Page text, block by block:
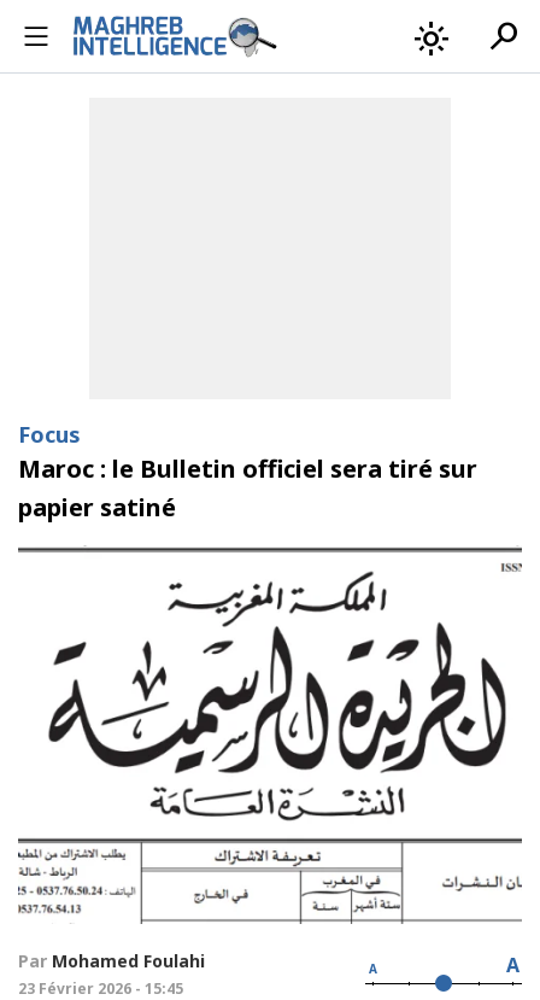
light_mode search
Focus
Maroc : le Bulletin officiel sera tiré sur
papier satiné
Par Mohamed Foulahi
23 Février 2026 - 15:45
A A